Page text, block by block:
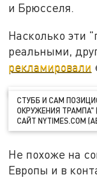
и Брюсселя.
Насколько эти
реальными,
рекламировали
СТУББ И САМ
ОКРУЖЕНИЯ ТРАМПА"
САЙТ NYTIMES.COM
Не похоже на
Европы и в